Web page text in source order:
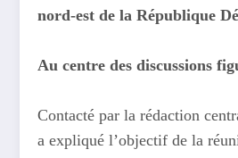
nord-est de la République
Au centre des discussions
Contacté par la rédaction
a expliqué l’objectif de la